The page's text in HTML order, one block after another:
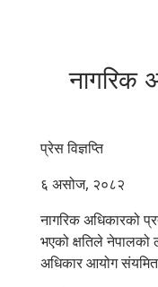
नागरिक
प्रेस विज्ञप्ति
६ असोज, २०८२
नागरिक अधिकारको
भएको क्षतिले नेपालको
अधिकार आयोग